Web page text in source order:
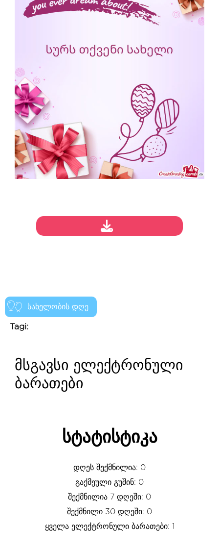
სახელობის დღე
Tagi:
მსგავსი ელექტრონული
ბარათები
სტატისტიკა
დღეს შექმნილია: 0
გაქმეული გუშინ: 0
შექმნილია 7 დღეში: 0
შექმნილი 30 დღეში: 0
ყველა ელექტრონული ბარათები: 1